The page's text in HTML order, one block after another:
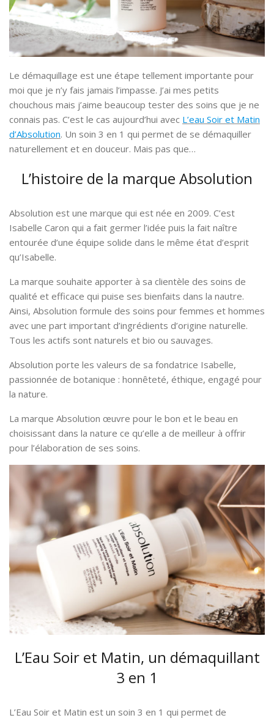
Le démaquillage est une étape tellement importante pour
moi que je n’y fais jamais l’impasse. J’ai mes petits
chouchous mais j’aime beaucoup tester des soins que je ne
connais pas. C’est le cas aujourd’hui avec L’eau Soir et Matin
d’Absolution. Un soin 3 en 1 qui permet de se démaquiller
naturellement et en douceur. Mais pas que…
L’histoire de la marque Absolution
Absolution est une marque qui est née en 2009. C’est
Isabelle Caron qui a fait germer l’idée puis la fait naître
entourée d’une équipe solide dans le même état d’esprit
qu’Isabelle.
La marque souhaite apporter à sa clientèle des soins de
qualité et efficace qui puise ses bienfaits dans la nautre.
Ainsi, Absolution formule des soins pour femmes et hommes
avec une part important d’ingrédients d’origine naturelle.
Tous les actifs sont naturels et bio ou sauvages.
Absolution porte les valeurs de sa fondatrice Isabelle,
passionnée de botanique : honnêteté, éthique, engagé pour
la nature.
La marque Absolution œuvre pour le bon et le beau en
choisissant dans la nature ce qu’elle a de meilleur à offrir
pour l’élaboration de ses soins.
L’Eau Soir et Matin, un démaquillant
3 en 1
L’Eau Soir et Matin est un soin 3 en 1 qui permet de